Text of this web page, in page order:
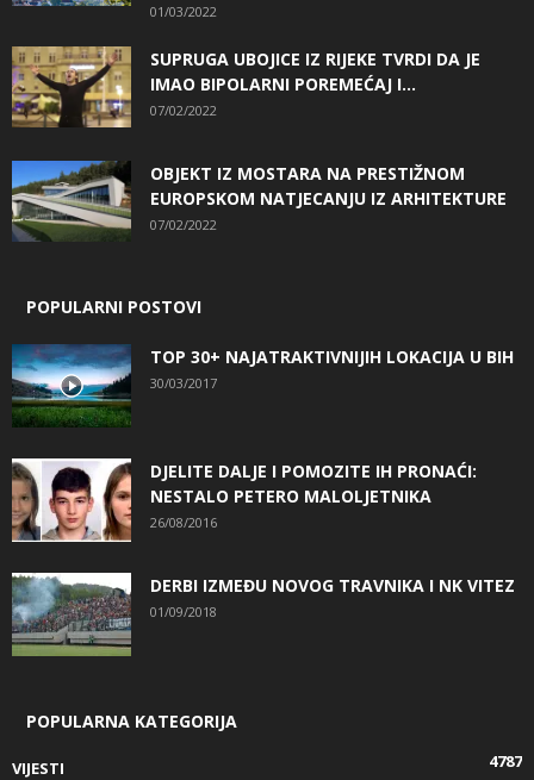
01/03/2022
SUPRUGA UBOJICE IZ RIJEKE TVRDI DA JE
IMAO BIPOLARNI POREMEĆAJ I...
07/02/2022
OBJEKT IZ MOSTARA NA PRESTIŽNOM
EUROPSKOM NATJECANJU IZ ARHITEKTURE
07/02/2022
POPULARNI POSTOVI
TOP 30+ NAJATRAKTIVNIJIH LOKACIJA U BIH
30/03/2017
DJELITE DALJE I POMOZITE IH PRONAĆI:
NESTALO PETERO MALOLJETNIKA
26/08/2016
DERBI IZMEĐU NOVOG TRAVNIKA I NK VITEZ
01/09/2018
POPULARNA KATEGORIJA
VIJESTI
4787